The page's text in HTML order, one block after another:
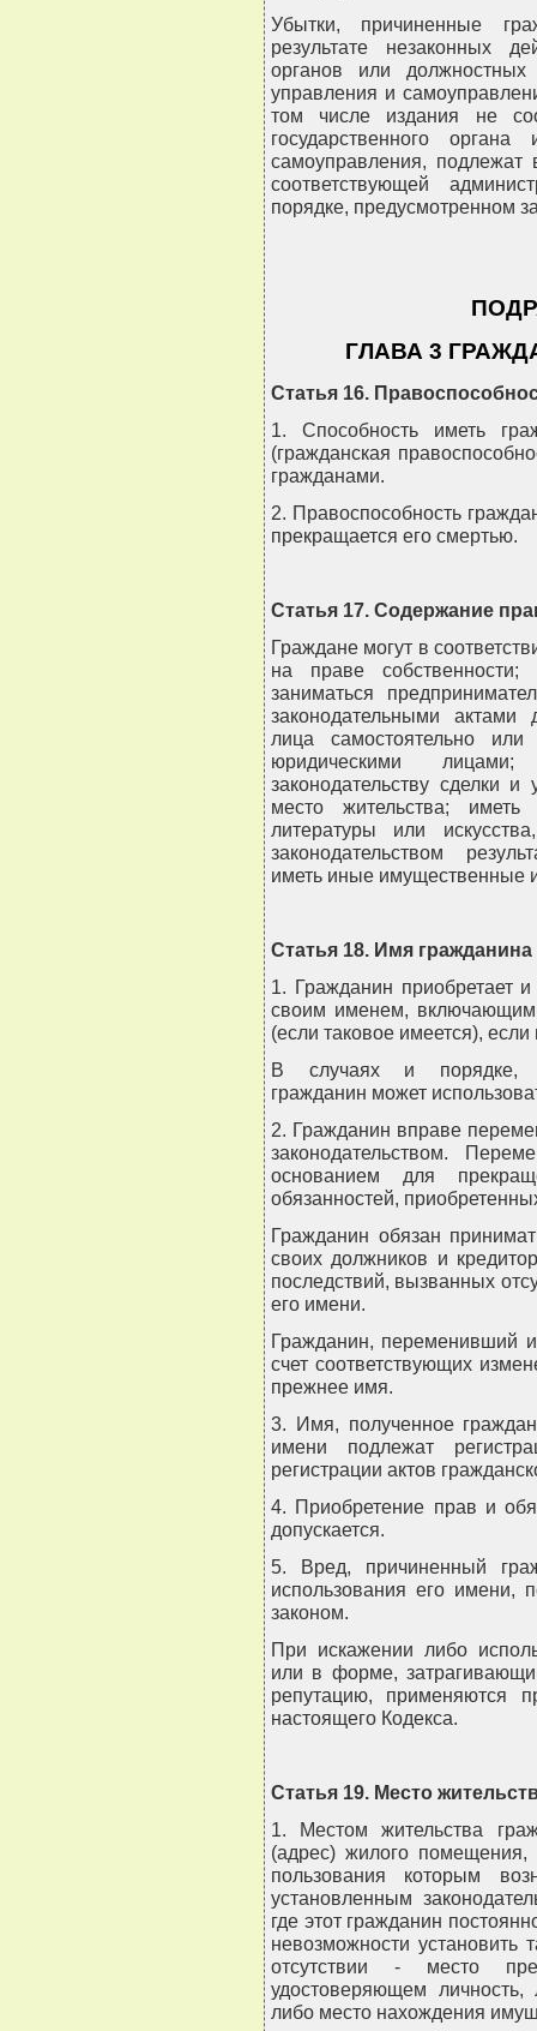
Убытки, причиненные
результате незаконных
органов или
управления и
том числе издания не
государственного
самоуправления, подлежат
соответствующей
порядке, предусмотренном
ГЛАВА 3
Статья 16.
1. Способность иметь
(гражданская
гражданами.
2. Правоспособность
прекращается его смертью.
Статья 17. Содержание
Граждане могут в
на праве
заниматься
законодательными актами
лица самостоятельно
юридическими
законодательству сделки и
место жительства;
литературы или
законодательством
иметь иные имущественные
Статья 18. Имя гражданина
1. Гражданин приобретает
своим именем,
(если таковое имеется),
В случаях и порядке,
гражданин может
2. Гражданин вправе
законодательством.
основанием для
обязанностей,
Гражданин обязан
своих должников и
последствий, вызванных
его имени.
Гражданин, переменивший
счет соответствующих
прежнее имя.
3. Имя, полученное
имени подлежат
регистрации актов
4. Приобретение прав и
допускается.
5. Вред, причиненный
использования его имени,
законом.
При искажении либо
или в форме,
репутацию, применяются
настоящего Кодекса.
Статья 19. Место
1. Местом жительства
(адрес) жилого
пользования которым
установленным
где этот гражданин
невозможности установить
отсутствии - место
удостоверяющем личность,
либо место нахождения